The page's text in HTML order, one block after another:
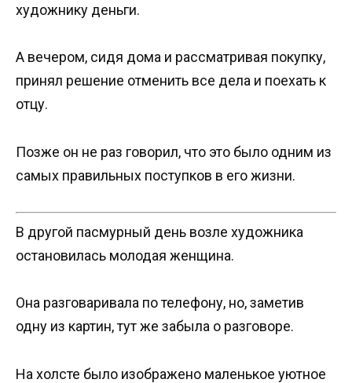
художнику деньги.
А вечером, сидя дома и рассматривая покупку,
принял решение отменить все дела и поехать к
отцу.
Позже он не раз говорил, что это было одним из
самых правильных поступков в его жизни.
В другой пасмурный день возле художника
остановилась молодая женщина.
Она разговаривала по телефону, но, заметив
одну из картин, тут же забыла о разговоре.
На холсте было изображено маленькое уютное